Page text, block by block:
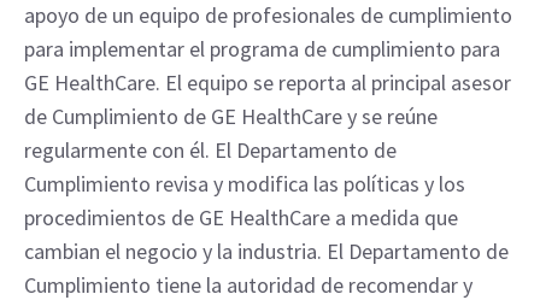
apoyo de un equipo de profesionales de cumplimiento
para implementar el programa de cumplimiento para
GE HealthCare. El equipo se reporta al principal asesor
de Cumplimiento de GE HealthCare y se reúne
regularmente con él. El Departamento de
Cumplimiento revisa y modifica las políticas y los
procedimientos de GE HealthCare a medida que
cambian el negocio y la industria. El Departamento de
Cumplimiento tiene la autoridad de recomendar y